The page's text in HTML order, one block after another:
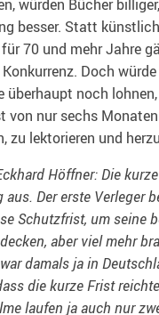
würden Bücher
besser. Statt
70 und mehr Jahre
Konkurrenz. Doch
überhaupt noch
von nur sechs
zu lektorieren und
Höffner: Die
aus. Der erste Verleger
Schutzfrist, um seine
aber viel mehr
damals ja in
die kurze Frist
laufen ja auch nur